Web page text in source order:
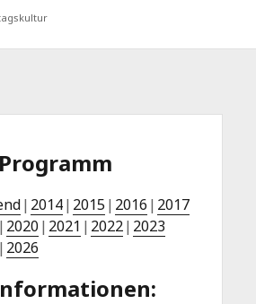
Programm
2014 2015 2016 2017
2020 2021 2022 2023
2026